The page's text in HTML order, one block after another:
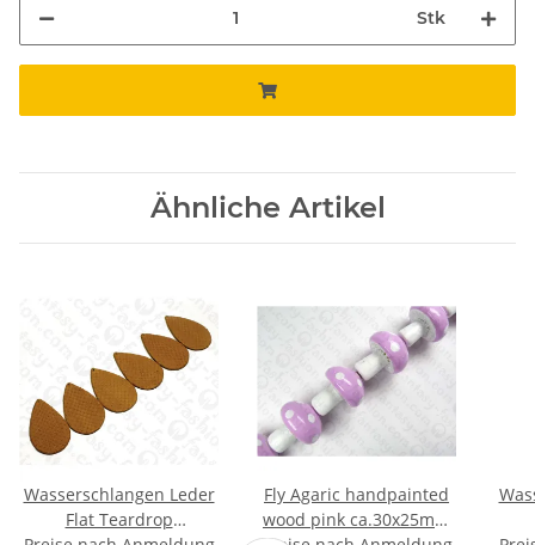
Stk
Ähnliche Artikel
Wasserschlangen Leder
Flat Teardrop
Fly Agaric handpainted
wood pink ca.30x25mm